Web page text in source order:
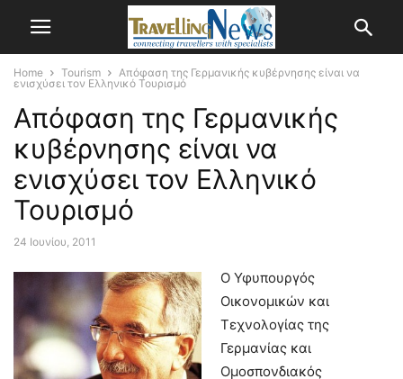
Home Tourism
Απόφαση της Γερμανικής κυβέρνησης είναι να
ενισχύσει τον Ελληνικό Τουρισμό
Απόφαση της Γερμανικής
κυβέρνησης είναι να
ενισχύσει τον Ελληνικό
Τουρισμό
24 Ιουνίου, 2011
Ο Υφυπουργός
Οικονομικών και
Τεχνολογίας της
Γερμανίας και
Ομοσπονδιακός